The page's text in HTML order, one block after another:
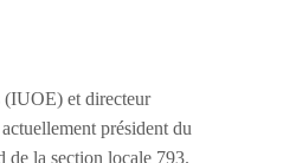
(IUOE) et directeur
président du
la section locale 793.